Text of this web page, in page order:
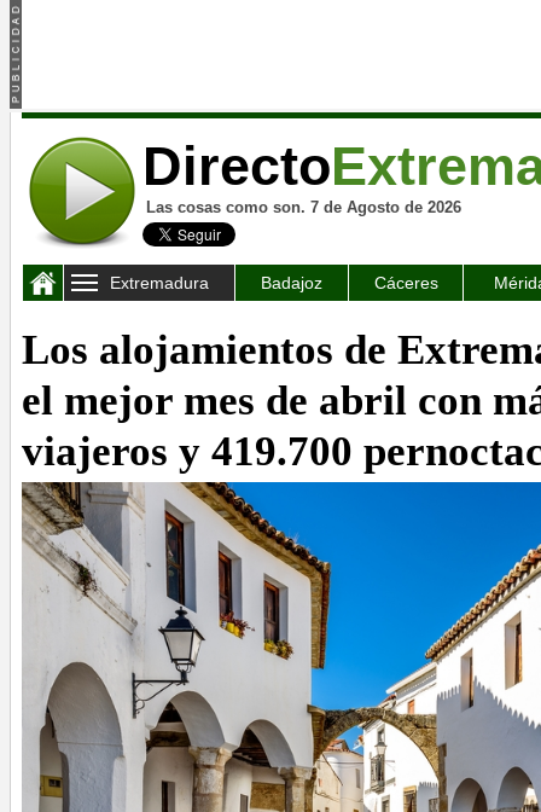
Directo
Las cosas como son. 7 de Agosto de 2026
Extremadura Badajoz Cáceres
Los alojamientos de
el mejor mes de abril con
viajeros y 419.700